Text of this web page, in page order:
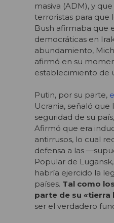
masiva (ADM), y
terroristas para que
Bush afirmaba que
democráticas en
abundamiento,
afirmó en su
establecimiento de
Putin, por su parte,
Ucrania, señaló
seguridad de su
Afirmó que era
antirrusos, lo cual
defensa a las
Popular de
habría ejercido la
países. Tal como
parte de su «tierra
ser el verdadero